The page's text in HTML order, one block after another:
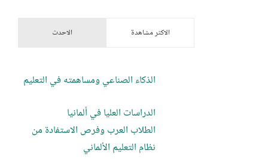
الاكثر مشاهدة الاحدث
الذكاء الصناعي ومساهمته في التعليم
الدراسات العليا في ألمانيا
الطلاب العرب وفرص الاستفادة من
نظام التعليم الألماني